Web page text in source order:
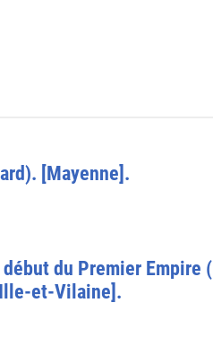
[Mayenne].
du Premier Empire
et-Vilaine].